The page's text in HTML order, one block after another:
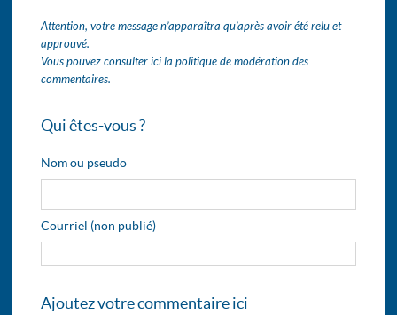
Attention, votre message n’apparaîtra qu’après avoir été relu et
approuvé.
Vous pouvez consulter ici la politique de modération des
commentaires.
Qui êtes-vous ?
Nom ou pseudo
Courriel (non publié)
Ajoutez votre commentaire ici